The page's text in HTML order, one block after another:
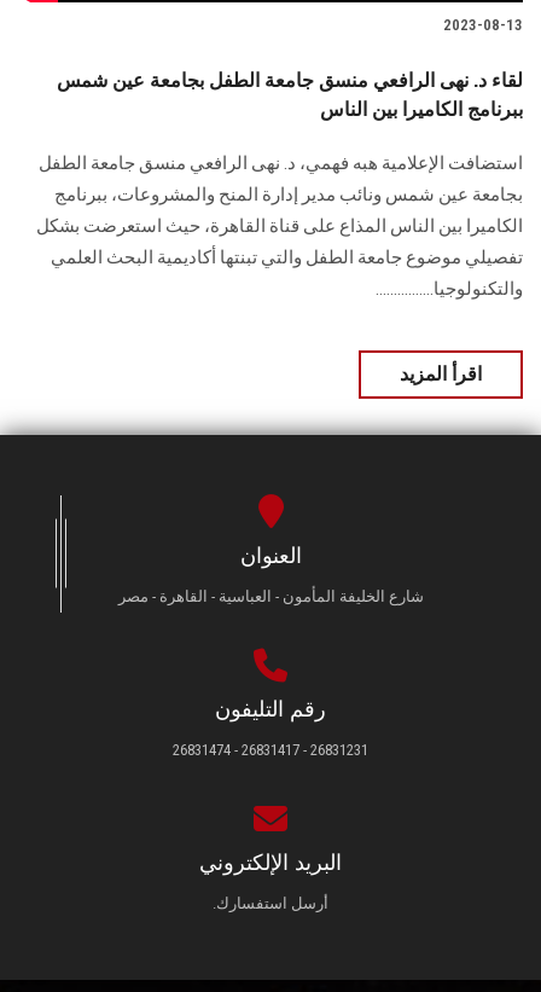
الزائـرون
سجل الان
2023-08-13
لقاء د. نهى الرافعي منسق جامعة الطفل بجامعة عين شمس
ببرنامج الكاميرا بين الناس
استضافت الإعلامية هبه فهمي، د. نهى الرافعي منسق جامعة الطفل
بجامعة عين شمس ونائب مدير إدارة المنح والمشروعات، ببرنامج
الكاميرا بين الناس المذاع على قناة القاهرة، حيث استعرضت بشكل
تفصيلي موضوع جامعة الطفل والتي تبنتها أكاديمية البحث العلمي
والتكنولوجيا................
اقرأ المزيد
العنوان
شارع الخليفة المأمون - العباسية - القاهرة - مصر
رقم التليفون
26831231 - 26831417 - 26831474
البريد الإلكتروني
أرسل استفسارك.